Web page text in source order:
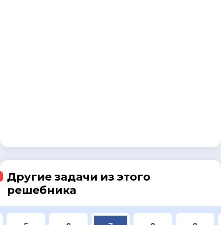
Другие задачи из этого
решебника